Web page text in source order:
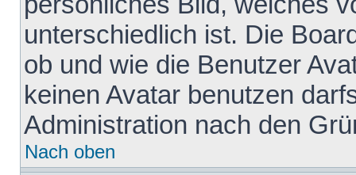
unterschiedlich ist. Die
ob und wie die Benutzer
keinen Avatar benutzen
Administration nach den
Nach oben